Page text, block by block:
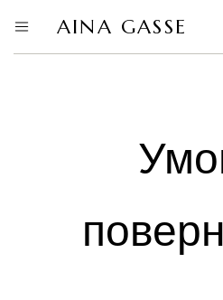
AINA GASSE
AINA